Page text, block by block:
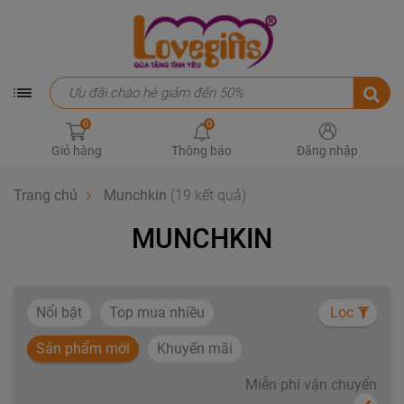
0
Giỏ hàng
0
Thông báo Đăng nhập
Trang chủ Munchkin (19 kết quả)
MUNCHKIN
Nổi bật Top mua nhiều
Sản phẩm mới Khuyến mãi
Lọc
Miễn phí vận chuyển